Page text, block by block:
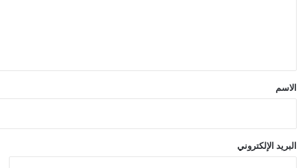
*الاسم
البريد الإلكتروني